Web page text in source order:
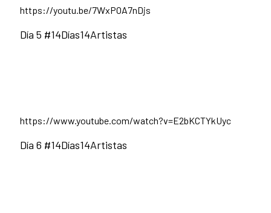
https://youtu.be/7WxPOA7nDjs
Día 5 #14Días14Artistas
https://www.youtube.com/watch?v=E2bKCTYkUyc
Día 6 #14Días14Artistas